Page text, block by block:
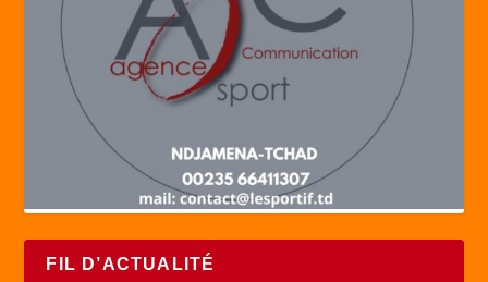
FIL D’ACTUALITÉ